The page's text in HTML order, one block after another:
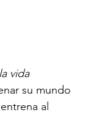
vida
su mundo
al